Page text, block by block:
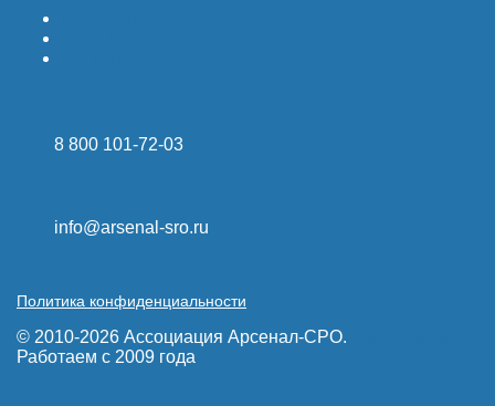
Политика конфиденциальности
8 800 101-72-03
info@arsenal-sro.ru
© 2010-2026 Ассоциация Арсенал-СРО.
Работаем с 2009 года